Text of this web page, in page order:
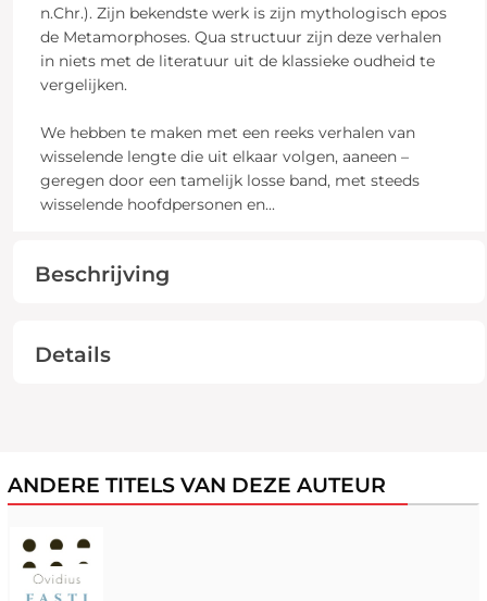
n.Chr.). Zijn bekendste werk is zijn mythologisch epos
de Metamorphoses. Qua structuur zijn deze verhalen
in niets met de literatuur uit de klassieke oudheid te
vergelijken.
We hebben te maken met een reeks verhalen van
wisselende lengte die uit elkaar volgen, aaneen –
geregen door een tamelijk losse band, met steeds
wisselende hoofdpersonen en...
Beschrijving
Details
ANDERE TITELS VAN DEZE AUTEUR